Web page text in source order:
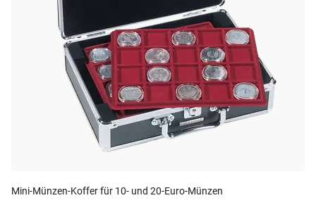
Mini-Münzen-Koffer für 10- und 20-Euro-Münzen